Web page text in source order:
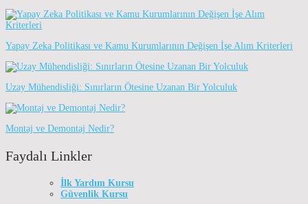
Yapay Zeka Politikası ve Kamu Kurumlarının Değişen İşe Alım Kriterleri
Uzay Mühendisliği: Sınırların Ötesine Uzanan Bir Yolculuk
Montaj ve Demontaj Nedir?
Faydalı Linkler
İlk Yardım Kursu
Güvenlik Kursu